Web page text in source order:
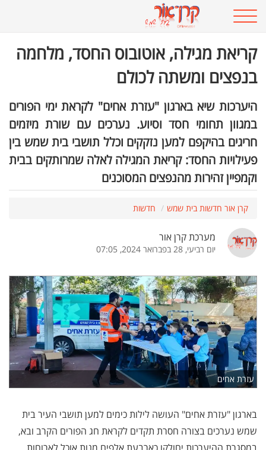
קריאת מגילה, אוטובוס החסד, מלחמה
בנפצים ומשתה לכולם
היערכות שיא בארגון "עזרת אחים" לקראת ימי הפורים
במגוון תחומי חסד וסיוע. נערכים עם שורת מיזמים
חריגים בהיקפם למען נזקקים וכלל תושבי בית שמש בין
פעילויות החסד: קריאת המגילה לאלה שמרותקים בבית
וקמפיין זהירות מהנפצים המסוכנים
קרן אור חדשות בית שמש חדשות
מערכת קרן אור
יום רביעי, 28 בפברואר 2024, 07:05
עזרת אחים
בארגון "עזרת אחים" העושה לילות כימים למען תושבי העיר בית
שמש נערכים בצורה חסרת תקדים לקראת חג הפורים הקרב ובא,